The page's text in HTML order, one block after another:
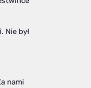
Nie był
nami